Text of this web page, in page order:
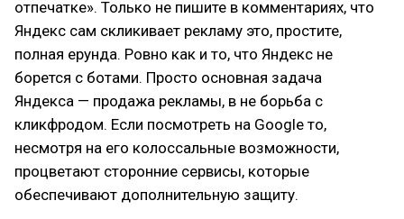
отпечатке». Только не пишите в комментариях, что
Яндекс сам скликивает рекламу это, простите,
полная ерунда. Ровно как и то, что Яндекс не
борется с ботами. Просто основная задача
Яндекса — продажа рекламы, в не борьба с
кликфродом. Если посмотреть на Google то,
несмотря на его колоссальные возможности,
процветают сторонние сервисы, которые
обеспечивают дополнительную защиту.